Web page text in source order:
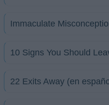
Immaculate
10 Signs You Should
22 Exits Away (en